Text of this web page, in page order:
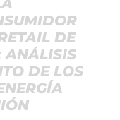
DE
ANÁLISIS
DE LOS